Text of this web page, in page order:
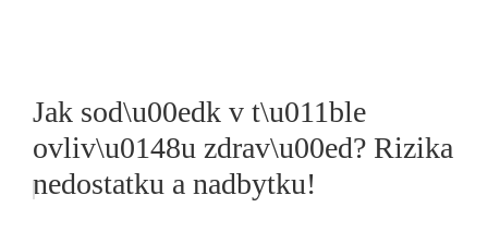
Jak sod\u00edk v t\u011ble
ovliv\u0148u zdrav\u00ed? Rizika
nedostatku a nadbytku!